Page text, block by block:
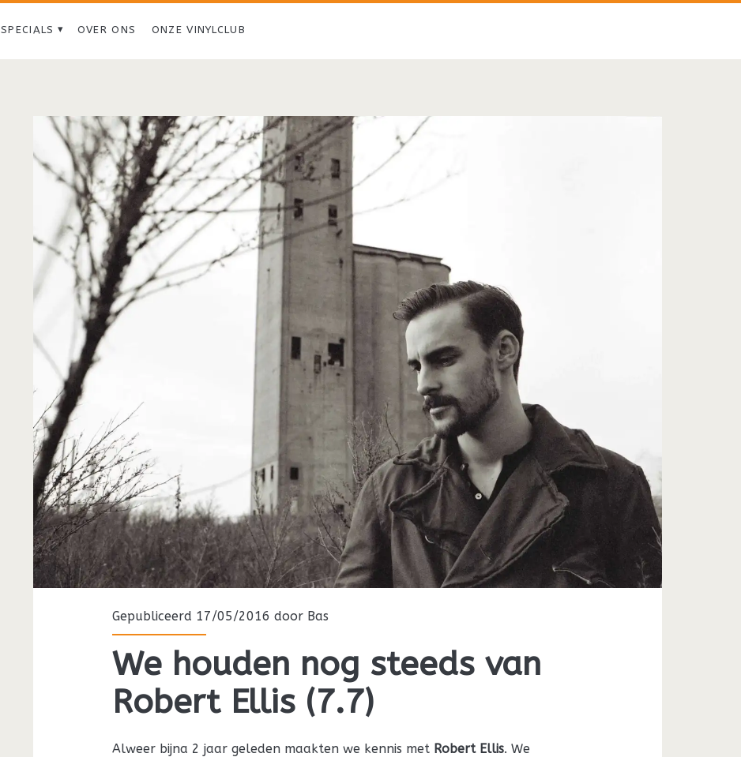
SPECIALS OVER ONS ONZE VINYLCLUB
<span>Robert
Ellis</span>
Gepubliceerd 17/05/2016 door Bas
We houden nog steeds van
Robert Ellis (7.7)
Alweer bijna 2 jaar geleden maakten we kennis met Robert Ellis. We